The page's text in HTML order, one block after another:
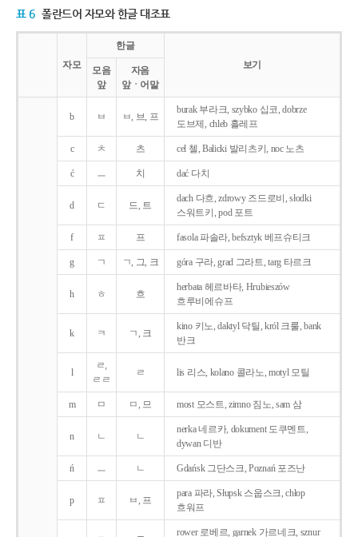
표 6 폴란드어 자모와 한글 대조표
자모
한글
보기
모음
앞
자음
앞ㆍ어말
b ㅂ ㅂ, 브, 프
burak 부라크, szybko 십코, dobrze
도브제, chleb 흘레프
c ㅊ 츠 cel 첼, Balicki 발리츠키, noc 노츠
ć ㅡ 치 dać 다치
d ㄷ 드, 트
dach 다흐, zdrowy 즈드로비, słodki
스워트키, pod 포트
f ㅍ 프 fasola 파솔라, befsztyk 베프슈티크
g ㄱ ㄱ, 그, 크 góra 구라, grad 그라트, targ 타르크
h ㅎ 흐
herbata 헤르바타, Hrubieszów
흐루비에슈프
k ㅋ ㄱ, 크
kino 키노, daktyl 닥틸, król 크룰, bank
반크
l
ㄹ,
ㄹㄹ
ㄹ lis 리스, kolano 콜라노, motyl 모틸
m ㅁ ㅁ, 므 most 모스트, zimno 짐노, sam 삼
n ㄴ ㄴ
nerka 네르카, dokument 도쿠멘트,
dywan 디반
ń ㅡ ㄴ Gdańsk 그단스크, Poznań 포즈난
p ㅍ ㅂ, 프
para 파라, Słupsk 스웁스크, chłop
흐워프
rower 로베르, garnek 가르네크, sznur